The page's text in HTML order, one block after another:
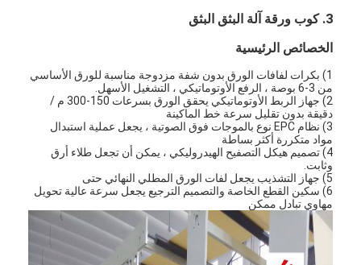
3. كوب ورقة آلة البثق البثق
الخصائص الرئيسية
1) بكرات لفافات الورق بدون شفة مزدوجة مناسبة للورق الأساسي
من 3-6 بوصة ، الرفع الأوتوماتيكي ، التشغيل الأسهل.
2) جهاز الربط الأوتوماتيكي يحقق الورق بسرعات 150-300 م /
دقيقة بدون تقليل سرعة خط الماكينة
3) نظام EPC نوع بالموجات فوق الصوتية ، يجعل عملية استبدال
مواد متكررة أكثر بساطة
4) تصميم هيكل التصفيح الهيدروليكي ، يمكن أن تجعل طلاء أرق
وثابت.
5) جهاز التشذيب يجعل لفات الورق المطلي النهائي حتى
6) سكين القطع الخاصة والتصميم الترجيع يجعل سرعة عالية تحويل
مهاوي تبادل ممكن